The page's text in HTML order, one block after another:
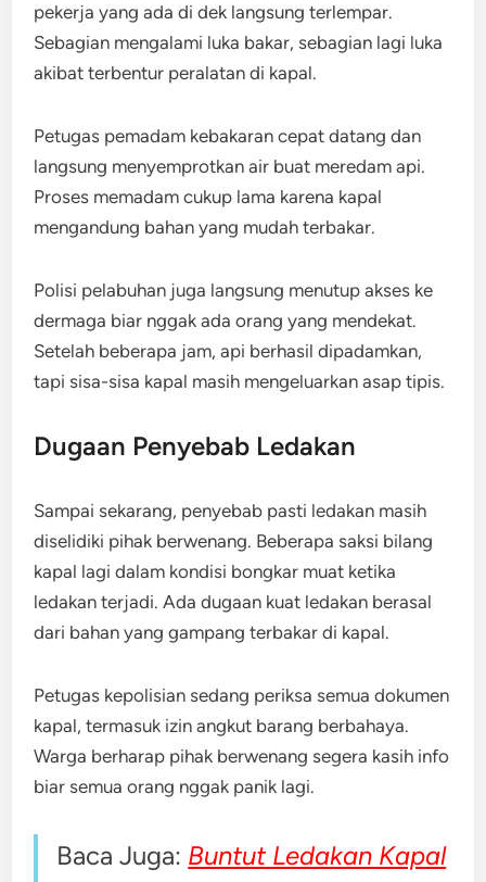
pekerja yang ada di dek langsung terlempar.
Sebagian mengalami luka bakar, sebagian lagi luka
akibat terbentur peralatan di kapal.
Petugas pemadam kebakaran cepat datang dan
langsung menyemprotkan air buat meredam api.
Proses memadam cukup lama karena kapal
mengandung bahan yang mudah terbakar.
Polisi pelabuhan juga langsung menutup akses ke
dermaga biar nggak ada orang yang mendekat.
Setelah beberapa jam, api berhasil dipadamkan,
tapi sisa-sisa kapal masih mengeluarkan asap tipis.
Dugaan Penyebab Ledakan
Sampai sekarang, penyebab pasti ledakan masih
diselidiki pihak berwenang. Beberapa saksi bilang
kapal lagi dalam kondisi bongkar muat ketika
ledakan terjadi. Ada dugaan kuat ledakan berasal
dari bahan yang gampang terbakar di kapal.
Petugas kepolisian sedang periksa semua dokumen
kapal, termasuk izin angkut barang berbahaya.
Warga berharap pihak berwenang segera kasih info
biar semua orang nggak panik lagi.
Baca Juga: Buntut Ledakan Kapal